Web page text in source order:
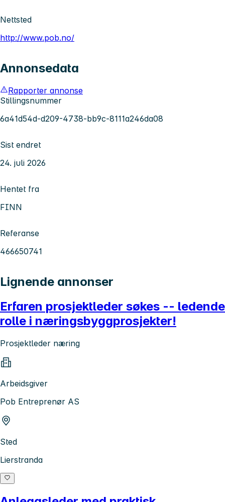
Nettsted
http://www.pob.no/
Annonsedata
Rapporter annonse
Stillingsnummer
6a41d54d-d209-4738-bb9c-8111a246da08
Sist endret
24. juli 2026
Hentet fra
FINN
Referanse
466650741
Lignende annonser
Erfaren prosjektleder søkes -- ledende
rolle i næringsbyggprosjekter!
Prosjektleder næring
Arbeidsgiver
Pob Entreprenør AS
Sted
Lierstranda